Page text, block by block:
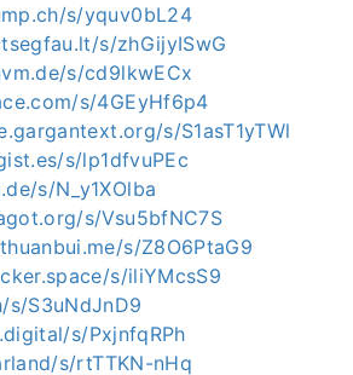
s/yquv0bL24
s/zhGijyISwG
s/cd9lkwECx
s/4GEyHf6p4
s/S1asT1yTWl
s/lp1dfvuPEc
s/N_y1XOlba
s/Vsu5bfNC7S
s/Z8O6PtaG9
s/iliYMcsS9
s/S3uNdJnD9
s/PxjnfqRPh
s/rtTTKN-nHq